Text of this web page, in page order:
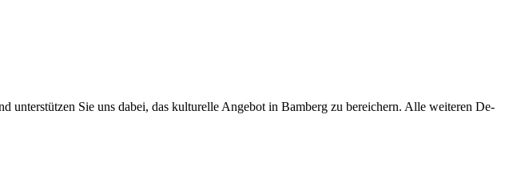
un­ter­stüt­zen Sie uns da­bei, das kul­tu­rel­le An­ge­bot in Bam­berg zu be­rei­chern. Alle wei­te­ren De­